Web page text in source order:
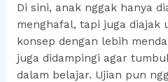
Di sini, anak nggak hanya
menghafal, tapi juga diajak
konsep dengan lebih
juga didampingi agar
dalam belajar. Ujian pun